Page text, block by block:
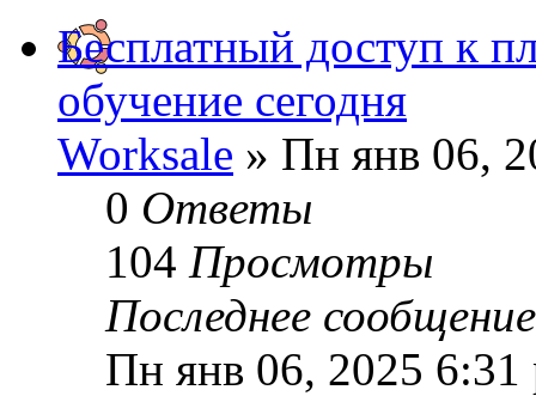
Бесплатный доступ к
обучение сегодня
Worksale » Пн янв 06,
0 Ответы
104 Просмотры
Последнее
Пн янв 06, 2025 6:31